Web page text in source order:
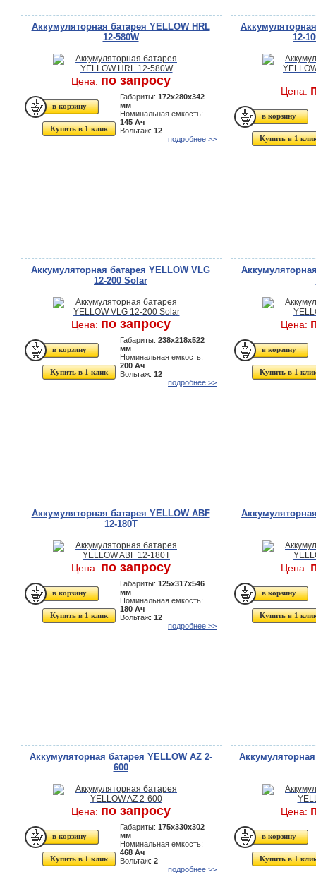
Аккумуляторная батарея YELLOW HRL
12-580W
Цена: по запросу
Купить в 1 клик
Габариты: 172x280x342
мм
Номинальная емкость:
145 Ач
Вольтаж: 12
подробнее >>
12-
Цена:
Купить в 1
Аккумуляторная батарея YELLOW VLG
12-200 Solar
Цена: по запросу
Купить в 1 клик
Габариты: 238x218x522
мм
Номинальная емкость:
200 Ач
Вольтаж: 12
подробнее >>
Цена:
Купить в 1
Аккумуляторная батарея YELLOW ABF
12-180T
Цена: по запросу
Купить в 1 клик
Габариты: 125x317x546
мм
Номинальная емкость:
180 Ач
Вольтаж: 12
подробнее >>
Цена:
Купить в 1
Аккумуляторная батарея YELLOW AZ 2-
600
Цена: по запросу
Купить в 1 клик
Габариты: 175x330x302
мм
Номинальная емкость:
468 Ач
Вольтаж: 2
подробнее >>
Цена:
Купить в 1